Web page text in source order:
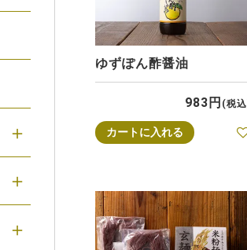
ゆずぽん酢醤油
983 税込
カートに入れる